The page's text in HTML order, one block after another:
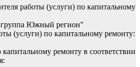
работы (услуги) по капитальному
Южный регион"
(услуги) по капитальному ремонту:
ремонту в соответствии